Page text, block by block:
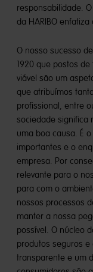
responsabilidade.
da HARIBO
O nosso sucesso
1920 que postos
viável são um
que atribuímos
profissional, entre
sociedade significa
uma boa causa. É
importantes e o
empresa. Por
relevante para o
para com o
nossos processos
manter a nossa
possível. O núcleo
produtos seguros
transparente e um